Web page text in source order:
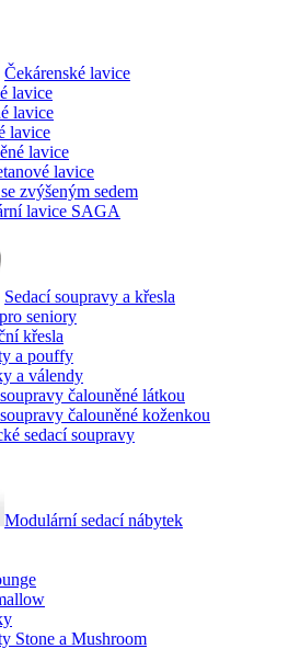
Čekárenské lavice
lavice
lavice
lavice
lavice
lavice
zvýšeným sedem
lavice SAGA
Sedací soupravy a křesla
seniory
křesla
a pouffy
a válendy
čalouněné látkou
čalouněné koženkou
sedací soupravy
Modulární sedací nábytek
Stone a Mushroom